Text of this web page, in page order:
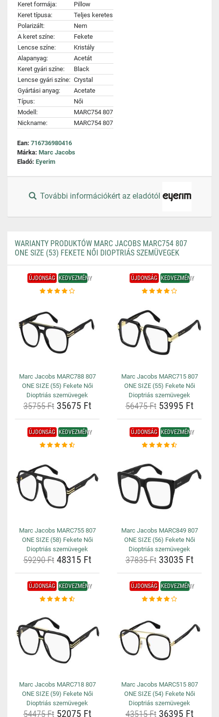
Keret formája:
Pillow
Keret típusa:
Teljes keretes
Polarizált:
Nem
A keret színe:
Fekete
Lencse színe:
Kristály
Alapanyag:
Acetát
Keret gyári színe:
Black
Lencse gyári színe: Crystal
Gyártási anyag:
Acetate
Típus:
Női
Modell:
MARC754 807
Nickname:
MARC754 807
Ean: 716736980416
Márka: Marc Jacobs
Eladó: Eyerim
További információkért az eladótól
WARIANTY PRODUKTÓW MARC JACOBS MARC754 807
ONE SIZE (53) FEKETE NŐI DIOPTRIÁS SZEMÜVEGEK
ÚJDONSÁG KEDVEZMÉNY
Marc Jacobs MARC788 807
ONE SIZE (55) Fekete Női
Dioptriás szemüvegek
35755 Ft35675 Ft
ÚJDONSÁG KEDVEZMÉNY
Marc Jacobs MARC715 807
ONE SIZE (55) Fekete Női
Dioptriás szemüvegek
56475 Ft53995 Ft
ÚJDONSÁG KEDVEZMÉNY
Marc Jacobs MARC755 807
ONE SIZE (58) Fekete Női
Dioptriás szemüvegek
59290 Ft48315 Ft
ÚJDONSÁG KEDVEZMÉNY
Marc Jacobs MARC849 807
ONE SIZE (56) Fekete Női
Dioptriás szemüvegek
37835 Ft33035 Ft
ÚJDONSÁG KEDVEZMÉNY
Marc Jacobs MARC718 807
ONE SIZE (59) Fekete Női
Dioptriás szemüvegek
54475 Ft52075 Ft
ÚJDONSÁG KEDVEZMÉNY
Marc Jacobs MARC515 807
ONE SIZE (54) Fekete Női
Dioptriás szemüvegek
43515 Ft36395 Ft